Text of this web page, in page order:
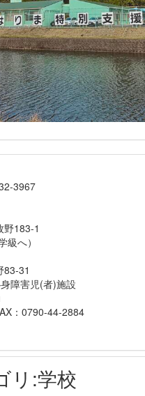
183-1
）
31
(者)施設
44-2884
リ:学校